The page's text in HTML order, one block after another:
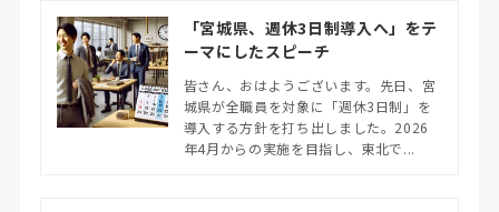
「宮城県、週休3日制導入へ」をテ
ーマにしたスピーチ
皆さん、おはようございます。先日、宮
城県が全職員を対象に「週休3日制」を
導入する方針を打ち出しました。2026
年4月からの実施を目指し、東北で...